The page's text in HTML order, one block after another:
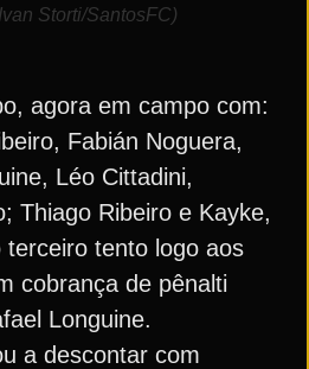
Storti/SantosFC)
agora em campo com:
Fabián Noguera,
Léo Cittadini,
Thiago Ribeiro e Kayke,
tento logo aos
cobrança de pênalti
Longuine.
a descontar com